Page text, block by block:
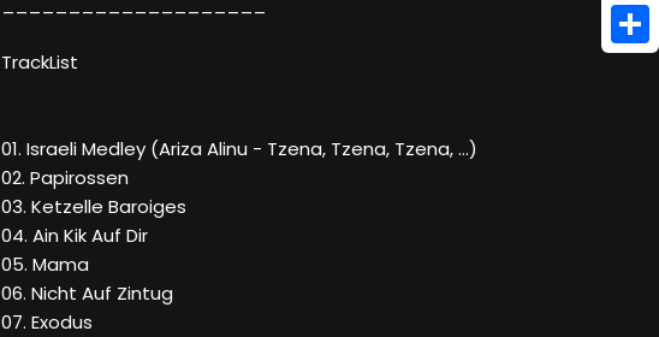
TrackList
01. Israeli Medley (Ariza Alinu - Tzena, Tzena, Tzena, ...)
02. Papirossen
03. Ketzelle Baroiges
04. Ain Kik Auf Dir
05. Mama
06. Nicht Auf Zintug
07. Exodus